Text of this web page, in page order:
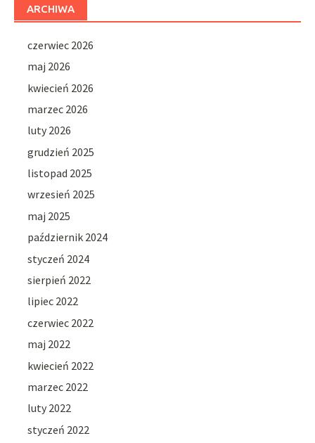
ARCHIWA
czerwiec 2026
maj 2026
kwiecień 2026
marzec 2026
luty 2026
grudzień 2025
listopad 2025
wrzesień 2025
maj 2025
październik 2024
styczeń 2024
sierpień 2022
lipiec 2022
czerwiec 2022
maj 2022
kwiecień 2022
marzec 2022
luty 2022
styczeń 2022